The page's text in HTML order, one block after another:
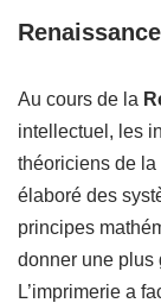
Au cours de la
intellectuel, les
théoriciens de
élaboré des
principes
donner une plus
L’imprimerie a